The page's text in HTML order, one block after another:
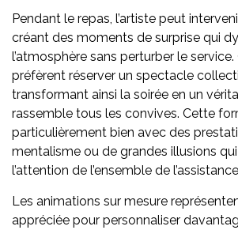
Pendant le repas, l’artiste peut
créant des moments de surprise qui
l’atmosphère sans perturber le
préfèrent réserver un spectacle
transformant ainsi la soirée en un
rassemble tous les convives. Cette
particulièrement bien avec des
mentalisme ou de grandes illusions
l’attention de l’ensemble de
Les animations sur mesure
appréciée pour personnaliser